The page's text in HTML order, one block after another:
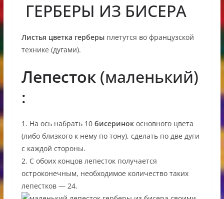
ГЕРБЕРЫ ИЗ БИСЕРА
Листья цветка герберыплетутся во французской
технике (дугами).
Лепесток(маленький)
:
1. На ось набрать 10 бисеринокосновного цвета
(либо близкого к нему по тону), сделать по две дуги
с каждой стороны.
2. С обоих концов лепесток получается
остроконечным, необходимое количество таких
лепестков — 24.